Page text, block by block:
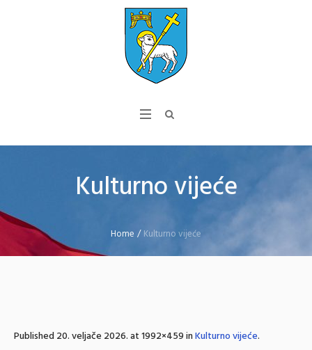
Kulturno vijeće
Home /Kulturno vijeće
Published20. veljače 2026.at 1992×459 inKulturno vijeće.